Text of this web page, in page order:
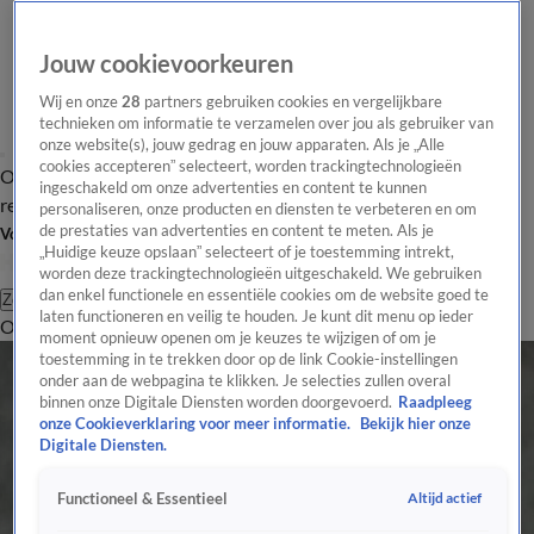
Overzicht Laatste nieuws Regionieuws Het beste van Hart
Tip de
redactie
Volg Hart van Nederland
Zoeken
OverzichtRegioUitzendingenWeerTip de redactiePanelVideo's
Jouw cookievoorkeuren
Wij en onze28 partners gebruiken cookies en vergelijkbare
technieken om informatie te verzamelen over jou als gebruiker van
onze website(s), jouw gedrag en jouw apparaten. Als je „Alle
cookies accepteren” selecteert, worden trackingtechnologieën
ingeschakeld om onze advertenties en content te kunnen
personaliseren, onze producten en diensten te verbeteren en om
de prestaties van advertenties en content te meten. Als je
„Huidige keuze opslaan” selecteert of je toestemming intrekt,
worden deze trackingtechnologieën uitgeschakeld. We gebruiken
dan enkel functionele en essentiële cookies om de website goed te
laten functioneren en veilig te houden. Je kunt dit menu op ieder
moment opnieuw openen om je keuzes te wijzigen of om je
toestemming in te trekken door op de link Cookie-instellingen
onder aan de webpagina te klikken. Je selecties zullen overal
binnen onze Digitale Diensten worden doorgevoerd. Raadpleeg
onze Cookieverklaring voor meer informatie.
Bekijk hier onze
Digitale Diensten.
Functioneel & Essentieel Altijd actief